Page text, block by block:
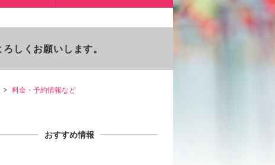
しくお願いします。
料金・予約情報など
おすすめ情報